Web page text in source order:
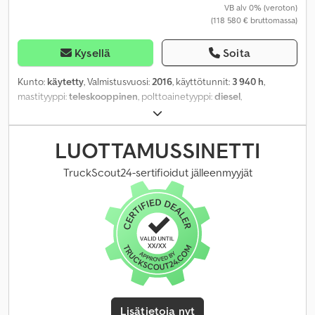
VB alv 0% (veroton)
(118 580 € bruttomassa)
Kysellä Soita
Kunto: käytetty, Valmistusvuosi:2016, käyttötunnit: 3 940 h,
mastityyppi:teleskooppinen, polttoainetyyppi:diesel,
LUOTTAMUSSINETTI
TruckScout24-sertifioidut jälleenmyyjät
Lisätietoja nyt